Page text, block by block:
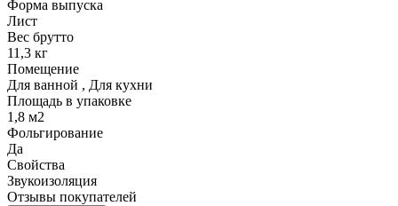
Форма выпуска
Лист
Вес брутто
11,3 кг
Помещение
Для ванной , Для кухни
Площадь в упаковке
1,8 м2
Фольгирование
Да
Свойства
Звукоизоляция
Отзывы покупателей